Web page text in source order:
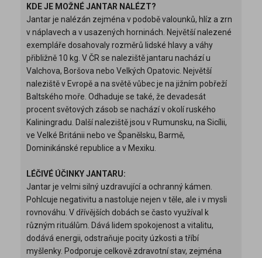
KDE JE MOŽNÉ JANTAR NALÉZT?
Jantar je nalézán zejména v podobě valounků, hlíz a zrn
v náplavech a v usazených horninách. Největší nalezené
exempláře dosahovaly rozměrů lidské hlavy a váhy
přibližně 10 kg. V ČR se naleziště jantaru nachází u
Valchova, Boršova nebo Velkých Opatovic. Největší
naleziště v Evropě a na světě vůbec je na jižním pobřeží
Baltského moře. Odhaduje se také, že devadesát
procent světových zásob se nachází v okolí ruského
Kaliningradu. Další naleziště jsou v Rumunsku, na Sicílii,
ve Velké Británii nebo ve Španělsku, Barmě,
Dominikánské republice a v Mexiku.
LÉČIVÉ ÚČINKY JANTARU:
Jantar je velmi silný uzdravující a ochranný kámen.
Pohlcuje negativitu a nastoluje nejen v těle, ale i v mysli
rovnováhu. V dřívějších dobách se často využíval k
různým rituálům. Dává lidem spokojenost a vitalitu,
dodává energii, odstraňuje pocity úzkosti a tříbí
myšlenky. Podporuje celkově zdravotní stav, zejména